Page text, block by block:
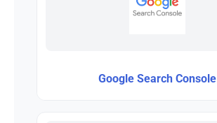
Google Search Console